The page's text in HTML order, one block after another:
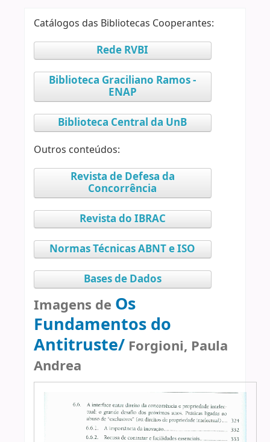
Catálogos das Bibliotecas Cooperantes:
Rede RVBI
Biblioteca Graciliano Ramos -
ENAP
Biblioteca Central da UnB
Outros conteúdos:
Revista de Defesa da
Concorrência
Revista do IBRAC
Normas Técnicas ABNT e ISO
Bases de Dados
Imagens de Os
Fundamentos do
Antitruste/ Forgioni, Paula
Andrea